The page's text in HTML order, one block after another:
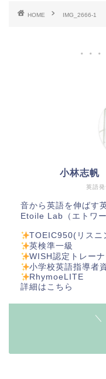
HOME IMG_2666-1
英語
小林志
音から英語を伸ばす
Etoile Lab（エトワ
TOEIC950(リスニ
英検準一級
WISH認定トレー
小学校英語指導者
RhymoeLITE
詳細は こちら